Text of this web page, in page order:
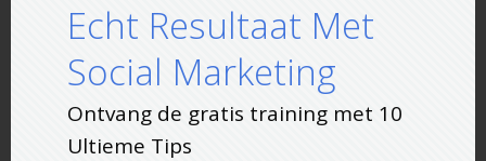
Echt Resultaat Met
Social Marketing
Ontvang de gratis training met 10
Ultieme Tips